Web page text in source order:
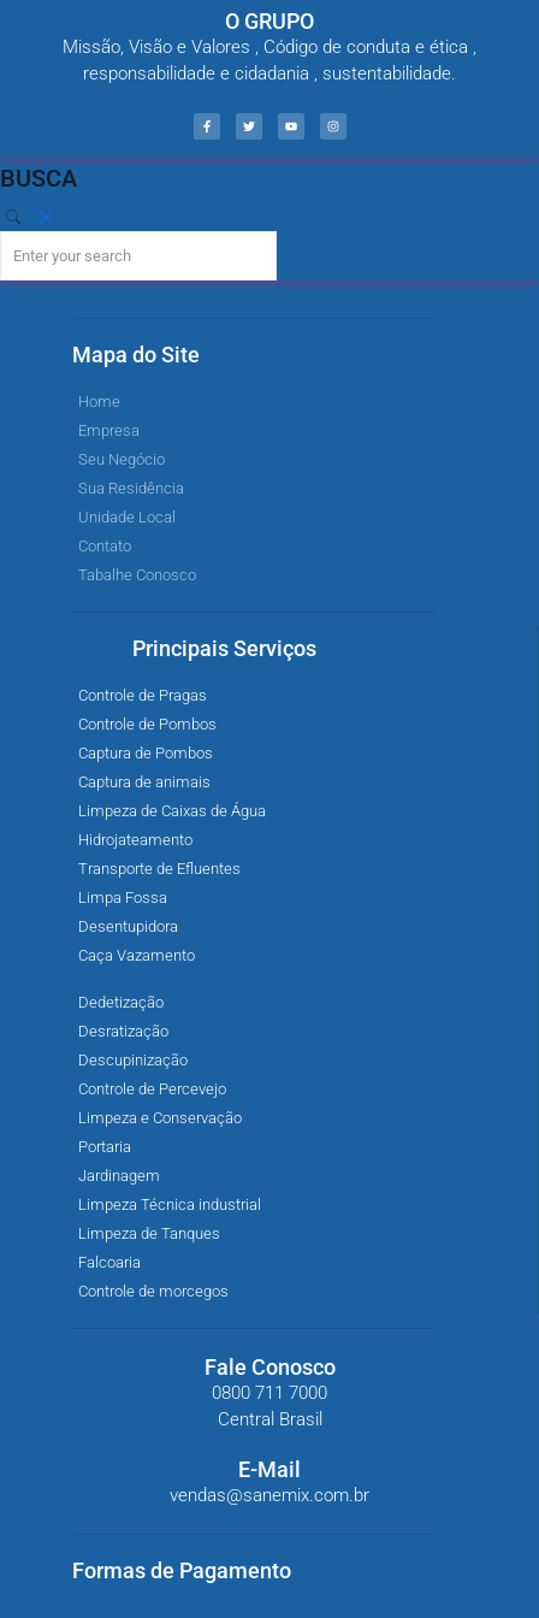
O GRUPO
Missão, Visão e Valores , Código de conduta e ética ,
responsabilidade e cidadania , sustentabilidade.
BUSCA
Mapa do Site
Home
Empresa
Seu Negócio
Sua Residência
Unidade Local
Contato
Tabalhe Conosco
Principais Serviços
Controle de Pragas
Controle de Pombos
Captura de Pombos
Captura de animais
Limpeza de Caixas de Água
Hidrojateamento
Transporte de Efluentes
Limpa Fossa
Desentupidora
Caça Vazamento
Dedetização
Desratização
Descupinização
Controle de Percevejo
Limpeza e Conservação
Portaria
Jardinagem
Limpeza Técnica industrial
Limpeza de Tanques
Falcoaria
Controle de morcegos
Fale Conosco
0800 711 7000
Central Brasil
E-Mail
vendas@sanemix.com.br
Formas de Pagamento